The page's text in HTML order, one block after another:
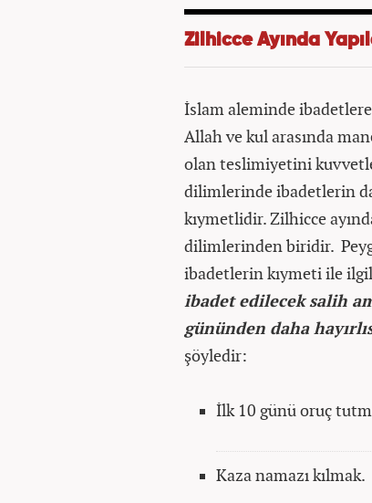
Zilhicce Ayında
İslam aleminde
Allah ve kul arasında
olan teslimiyetini
dilimlerinde ibadetlerin
kıymetlidir. Zilhicce
dilimlerinden biridir.
ibadetlerin kıymeti ile
ibadet edilecek salih
gününden daha
şöyledir:
İlk 10 günü oruç
Kaza namazı kılmak.